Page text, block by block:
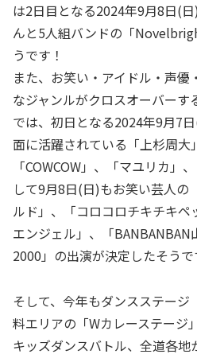
は2日目となる2024年9月8日(
んと5人組バンドの「
うです！
また、お笑い・アイドル・声
なジャンルがクロスオーバーす
では、初日となる2024年9月7
面に活躍されている「上杉周大
「COWCOW」、「マユリカ」
して9月8日(日)もお笑い芸人の
ルド」、「コロコロチキチキペ
エンジェル」、「
2000」の出演が決定したそうで
そして、今年もダンスステージ
料エリアの「Wカレーステージ
キッズダンスバトル、全道各